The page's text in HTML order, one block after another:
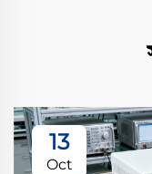
13
Oct